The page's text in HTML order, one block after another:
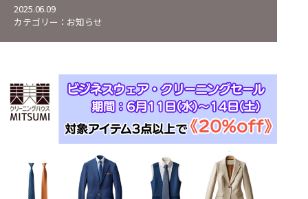
2025.06.09
カテゴリー： お知らせ